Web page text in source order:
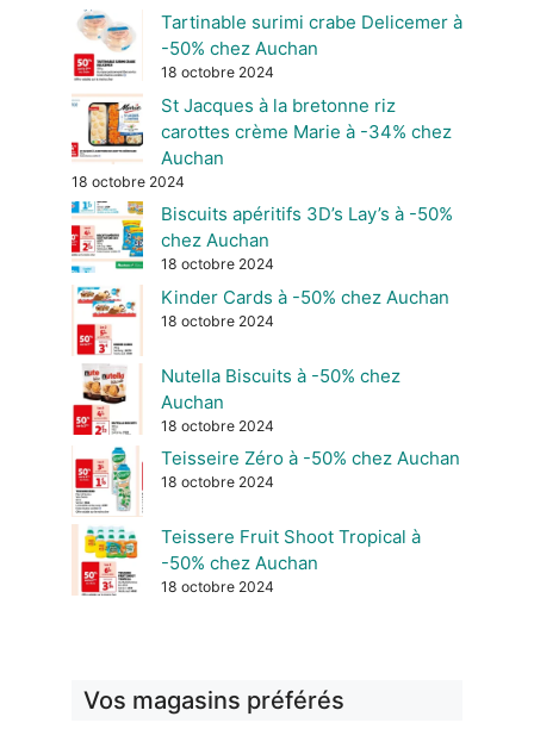
Tartinable surimi crabe Delicemer à
-50% chez Auchan
18 octobre 2024
St Jacques à la bretonne riz
carottes crème Marie à -34% chez
Auchan
18 octobre 2024
Biscuits apéritifs 3D’s Lay’s à -50%
chez Auchan
18 octobre 2024
Kinder Cards à -50% chez Auchan
18 octobre 2024
Nutella Biscuits à -50% chez
Auchan
18 octobre 2024
Teisseire Zéro à -50% chez Auchan
18 octobre 2024
Teissere Fruit Shoot Tropical à
-50% chez Auchan
18 octobre 2024
Vos magasins préférés